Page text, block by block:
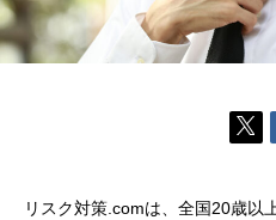
リスク対策.comは、全国20歳以